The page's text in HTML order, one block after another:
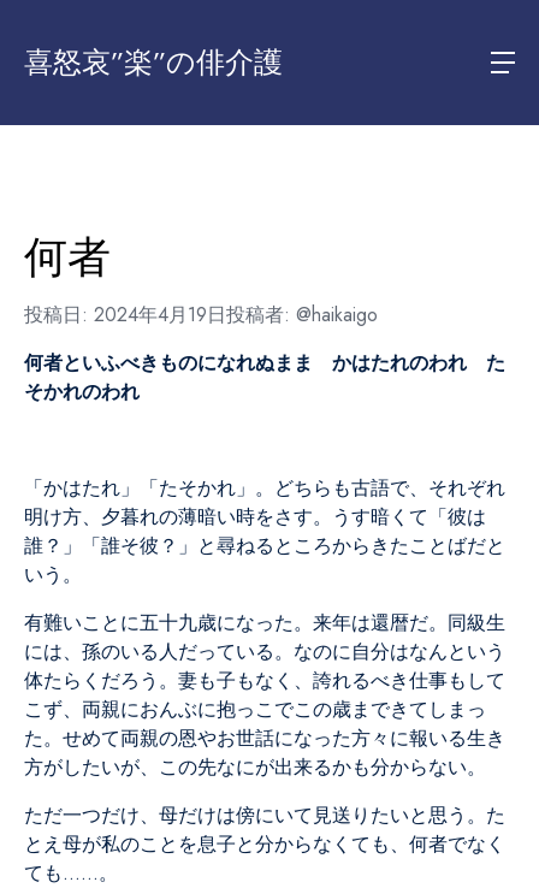
喜怒哀”楽”の俳介護
何者
投稿日: 2024年4月19日投稿者: @haikaigo
何者といふべきものになれぬまま かはたれのわれ た
そかれのわれ
「かはたれ」「たそかれ」。どちらも古語で、それぞれ
明け方、夕暮れの薄暗い時をさす。うす暗くて「彼は
誰？」「誰そ彼？」と尋ねるところからきたことばだと
いう。
有難いことに五十九歳になった。来年は還暦だ。同級生
には、孫のいる人だっている。なのに自分はなんという
体たらくだろう。妻も子もなく、誇れるべき仕事もして
こず、両親におんぶに抱っこでこの歳まできてしまっ
た。せめて両親の恩やお世話になった方々に報いる生き
方がしたいが、この先なにが出来るかも分からない。
ただ一つだけ、母だけは傍にいて見送りたいと思う。た
とえ母が私のことを息子と分からなくても、何者でなく
ても……。